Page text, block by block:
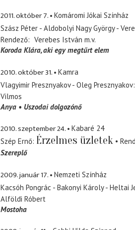
2011. október 7.
Komáromi Jókai Színház
Szász Péter - Aldobolyi Nagy György -
Rendező Verebes István m.v.
Koroda Klára aki egy megtűrt elem
2010. október 31.
Kamra
Vlagyimir Presznyakov - Oleg Presznyakov
Vilmos
Anya
Uszodai dolgozónő
2010. szeptember 24.
Kabaré 24
Szép Ernő Érzelmes üzletek
Szereplő
2009. január 17.
Nemzeti Színház
Kacsóh Pongrác - Bakonyi Károly - Heltai
Alföldi Róbert
Mostoha